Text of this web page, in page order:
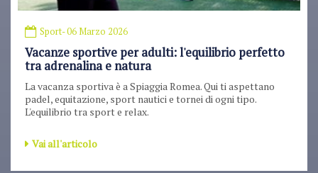
Sport- 06 Marzo 2026
Vacanze sportive per adulti: l'equilibrio perfetto
tra adrenalina e natura
La vacanza sportiva è a Spiaggia Romea. Qui ti aspettano
padel, equitazione, sport nautici e tornei di ogni tipo.
L'equilibrio tra sport e relax.
Vai all'articolo